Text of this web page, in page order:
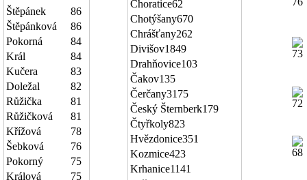
Štěpánek
86
Štěpánková
86
Pokorná
84
Král
84
Kučera
83
Doležal
82
Růžička
81
Růžičková
81
Křížová
78
Šebková
76
Pokorný
75
Králová
75
Choratice62
Chotýšany670
Chrášťany262
Divišov1849
Drahňovice103
Čakov135
Čerčany3175
Český Šternberk179
Čtyřkoly823
Hvězdonice351
Kozmice423
Krhanice1141